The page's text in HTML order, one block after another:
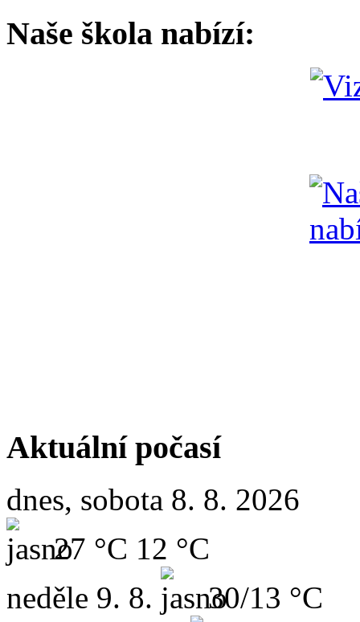
Naše škola nabízí:
Aktuální počasí
dnes, sobota 8. 8. 2026
27 °C 12 °C
neděle 9. 8. 30/13 °C